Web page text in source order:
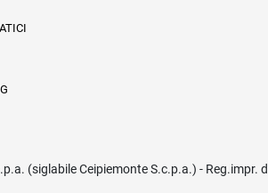
trasparenza
(siglabile Ceipiemonte S.c.p.a.) - Reg.impr.